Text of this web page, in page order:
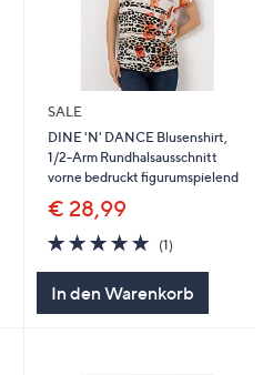
SALE
DINE 'N' DANCE Blusenshirt,
1/2-Arm Rundhalsausschnitt
vorne bedruckt figurumspielend
€ 28,99
5.0
von
(1)1
In den Warenkorb